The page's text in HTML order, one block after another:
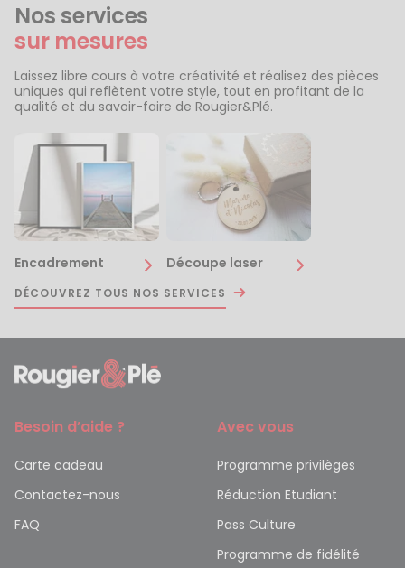
Nos services
sur mesures
Laissez libre cours à votre créativité et réalisez des pièces
uniques qui reflètent votre style, tout en profitant de la
qualité et du savoir-faire de Rougier&Plé.
Encadrement Découpe laser
DÉCOUVREZ TOUS NOS SERVICES
Besoin d’aide ?
Carte cadeau
Contactez-nous
FAQ
Avec vous
Programme privilèges
Réduction Etudiant
Pass Culture
Programme de fidélité